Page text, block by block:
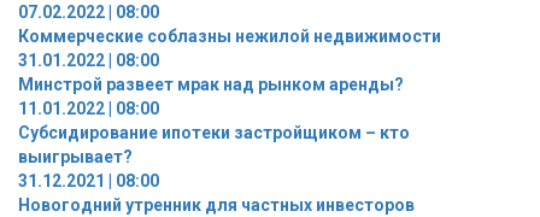
07.02.2022 | 08:00
Коммерческие соблазны нежилой недвижимости
31.01.2022 | 08:00
Минстрой развеет мрак над рынком аренды?
11.01.2022 | 08:00
Субсидирование ипотеки застройщиком – кто
выигрывает?
31.12.2021 | 08:00
Новогодний утренник для частных инвесторов